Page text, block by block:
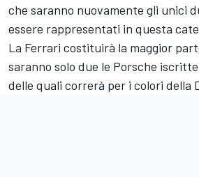
che saranno nuovamente gli unici
essere rappresentati in questa
La Ferrari costituirà la maggior
saranno solo due le Porsche
delle quali correrà per i colori della